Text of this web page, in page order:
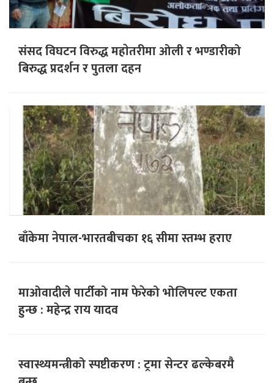
संसद विघटन विरुद्ध महाेतरीमा ओली र भण्डारीको
बिरुद्ध प्रदर्शन र पुतला दहन
बाँकेमा नेपाल-भारतबीचका १६ सीमा स्तम्भ हराए
माओवादीले पार्टीको नाम फेरेको भोलिपल्ट एकता
हुन्छ : महेन्द्र राय यादव
स्वास्थ्यमन्त्रीको स्पष्टीकरण : ट्रमा सेन्टर ढल्केबरमै